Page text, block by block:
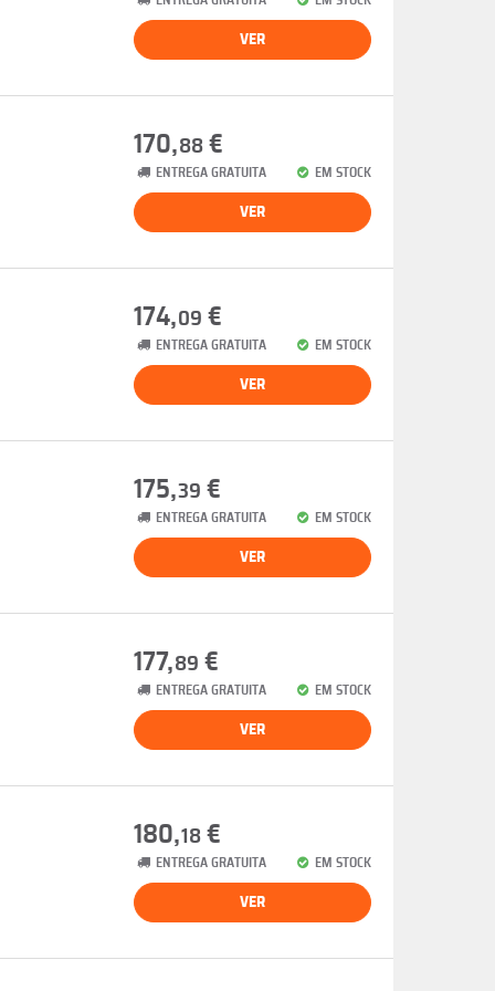
VER
170,88 €
ENTREGA GRATUITA EM STOCK
VER
174,09 €
ENTREGA GRATUITA EM STOCK
VER
175,39 €
ENTREGA GRATUITA EM STOCK
VER
177,89 €
ENTREGA GRATUITA EM STOCK
VER
180,18 €
ENTREGA GRATUITA EM STOCK
VER